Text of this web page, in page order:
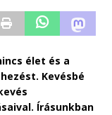
élet és a
Kevésbé
Írásunkban